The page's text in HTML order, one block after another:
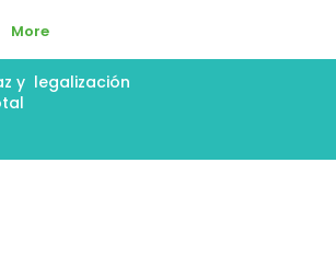
More
y legalización